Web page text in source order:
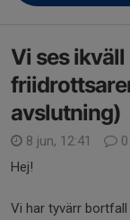
Vi ses
avslutning)
8 jun, 12:41
Hej!
Vi har tyvärr bortfall